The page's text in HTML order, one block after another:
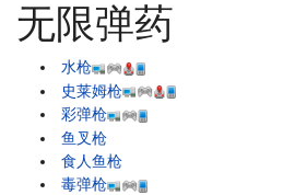
无限弹药
水枪
史莱姆枪
彩弹枪
鱼叉枪
食人鱼枪
毒弹枪